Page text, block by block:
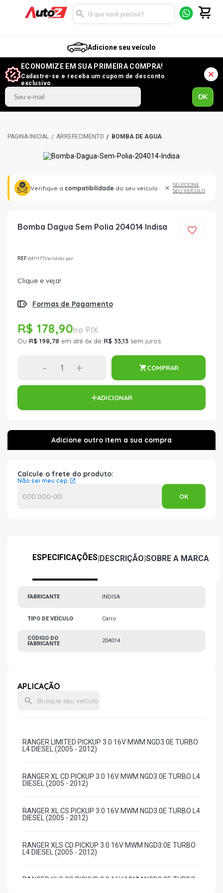
Adicione seu veículo
ECONOMIZE EM SUA PRIMEIRA COMPRA!
Cadastre-se e receba um cupom de desconto
exclusivo.
OK
ARREFECIMENTO BOMBA DE ÁGUA
Verifique a compatibilidade do seu veículo
SELECIONE
SEU VEÍCULO
Bomba Dagua Sem Polia 204014 Indisa
REF:6411177Vendido por:
Clique e veja!
Formas de Pagamento
R$ 178,90
Ou R$ 198,78 em até 6x de R$ 33,13 sem juros
- + COMPRAR
ADICIONAR
Calcule o frete do produto:
Não sei meu cep
ESPECIFICAÇÕES|DESCRIÇÃO|SOBRE A MARCA
FABRICANTE INDISA
TIPO DE VEÍCULO Carro
CÓDIGO DO
FABRICANTE
204014
APLICAÇÃO
RANGER LIMITED PICKUP 3.0 16V MWM NGD3.0E TURBO
L4 DIESEL (2005 - 2012)
RANGER XL CD PICKUP 3.0 16V MWM NGD3.0E TURBO L4
DIESEL (2005 - 2012)
RANGER XL CS PICKUP 3.0 16V MWM NGD3.0E TURBO L4
DIESEL (2005 - 2012)
RANGER XLS CD PICKUP 3.0 16V MWM NGD3.0E TURBO
L4 DIESEL (2005 - 2012)
RANGER XLS CS PICKUP 3.0 16V MWM NGD3.0E TURBO